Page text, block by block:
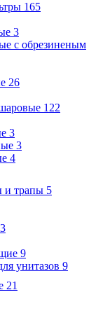
165
3
с обрезиненым
26
122
3
3
4
и трапы 5
3
9
унитазов 9
21